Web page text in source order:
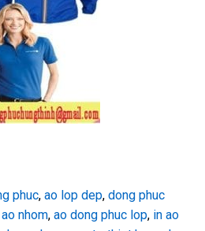
phuc, ao lop dep, dong phuc
ao nhom, ao dong phuc lop, in ao